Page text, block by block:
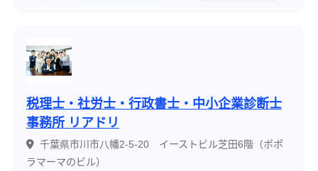
税理士・社労士・行政書士・中小企業診断士
事務所 リアドリ
千葉県市川市八幡2-5-20 イーストビル芝田6階（ポポ
ラマーマのビル）